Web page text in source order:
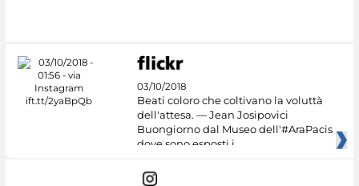
03/10/2018
Beati coloro che coltivano la voluttà
dell'attesa. — Jean Josipovici
Buongiorno dal Museo dell'#AraPacis
dove sono esposti i